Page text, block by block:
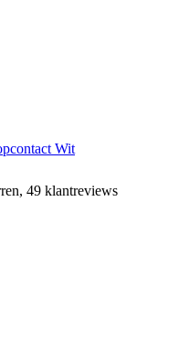
Wit
49 klantreviews